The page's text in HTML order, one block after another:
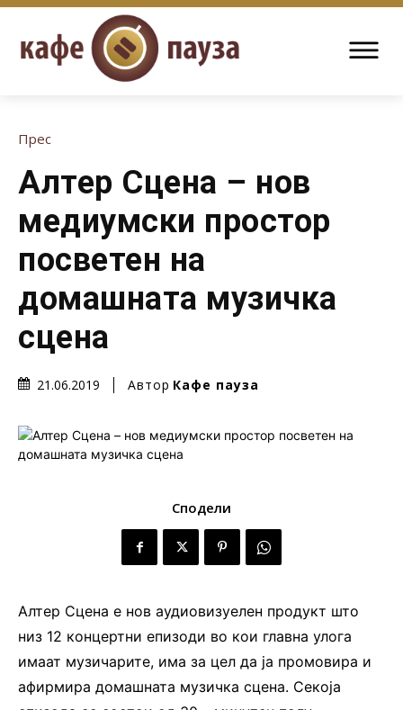
Прес
Алтер Сцена – нов
медиумски простор
посветен на
домашната музичка
сцена
21.06.2019 Автор Кафе пауза
Сподели
Алтер Сцена е нов аудиовизуелен продукт што
низ 12 концертни епизоди во кои главна улога
имаат музичарите, има за цел да ја промовира и
афирмира домашната музичка сцена. Секоја